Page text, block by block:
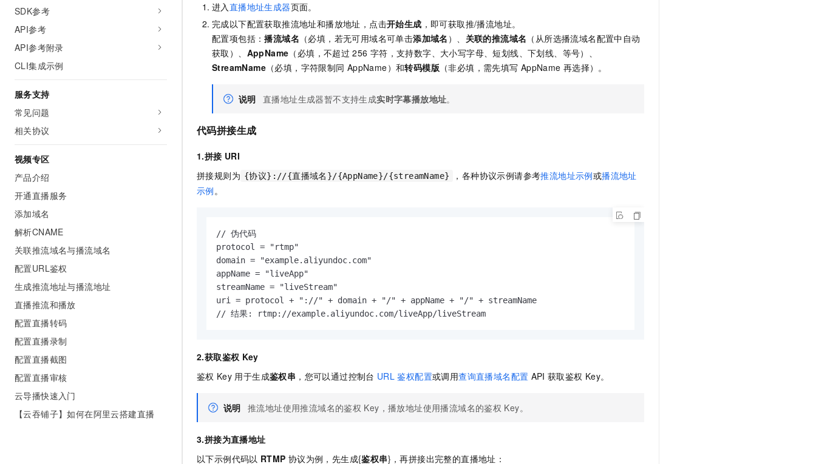
SDK参考
API参考
API参考附录
CLI集成示例
服务支持
常见问题
相关协议
视频专区
产品介绍
开通直播服务
添加域名
解析CNAME
关联推流域名与播流域名
配置URL鉴权
生成推流地址与播流地址
直播推流和播放
配置直播转码
配置直播录制
配置直播截图
配置直播审核
云导播快速入门
【云吞铺子】如何在阿里云搭建直播
进入直播地址生成器页面。
完成以下配置获取推流地址和播放地址，点击开始生成 ，即可获取推/播流地址。
配置项包括：播流域名 （必填，若无可用域名可单击添加域名 ）、 关联的推流域名 （从所选播流域名配置中自动
获取）、 AppName （必填，不超过 256 字符，支持数字、大小写字母、短划线、下划线、等号）、
StreamName （必填，字符限制同 AppName）和转码模版 （非必填，需先填写 AppName 再选择）。
说明 直播地址生成器暂不支持生成实时字幕播放地址。
代码拼接生成
1.拼接 URI
拼接规则为 {协议}://{直播域名}/{AppName}/{streamName} ，各种协议示例请参考推流地址示例或播流地址
示例 。
// 伪代码
protocol = "rtmp"
domain = "example.aliyundoc.com"
appName = "liveApp"
streamName = "liveStream"
uri = protocol + "://" + domain + "/" + appName + "/" + streamName
// 结果: rtmp://example.aliyundoc.com/liveApp/liveStream
2.获取鉴权 Key
鉴权 Key 用于生成鉴权串 ，您可以通过控制台 URL 鉴权配置或调用查询直播域名配置 API 获取鉴权 Key。
说明 推流地址使用推流域名的鉴权 Key，播放地址使用播流域名的鉴权 Key。
3.拼接为直播地址
以下示例代码以 RTMP 协议为例，先生成{鉴权串} ，再拼接出完整的直播地址：